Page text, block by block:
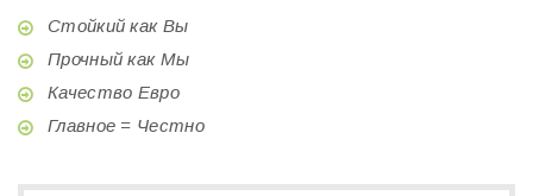
Стойкий как Вы
Прочный как Мы
Качество Евро
Главное = Честно